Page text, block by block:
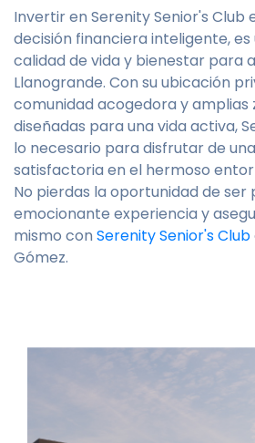
Invertir en Serenity Senior's Club
decisión financiera inteligente, es
calidad de vida y bienestar para
Llanogrande. Con su ubicación
comunidad acogedora y amplias
diseñadas para una vida activa,
lo necesario para disfrutar de
satisfactoria en el hermoso
No pierdas la oportunidad de ser
emocionante experiencia y
mismo con Serenity Senior's Club
Gómez.